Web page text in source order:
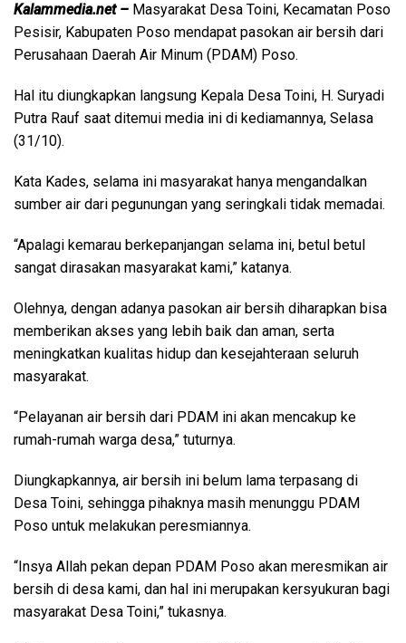
Kalammedia.net – Masyarakat Desa Toini, Kecamatan Poso
Pesisir, Kabupaten Poso mendapat pasokan air bersih dari
Perusahaan Daerah Air Minum (PDAM) Poso.
Hal itu diungkapkan langsung Kepala Desa Toini, H. Suryadi
Putra Rauf saat ditemui media ini di kediamannya, Selasa
(31/10).
Kata Kades, selama ini masyarakat hanya mengandalkan
sumber air dari pegunungan yang seringkali tidak memadai.
“Apalagi kemarau berkepanjangan selama ini, betul betul
sangat dirasakan masyarakat kami,” katanya.
Olehnya, dengan adanya pasokan air bersih diharapkan bisa
memberikan akses yang lebih baik dan aman, serta
meningkatkan kualitas hidup dan kesejahteraan seluruh
masyarakat.
“Pelayanan air bersih dari PDAM ini akan mencakup ke
rumah-rumah warga desa,” tuturnya.
Diungkapkannya, air bersih ini belum lama terpasang di
Desa Toini, sehingga pihaknya masih menunggu PDAM
Poso untuk melakukan peresmiannya.
“Insya Allah pekan depan PDAM Poso akan meresmikan air
bersih di desa kami, dan hal ini merupakan kersyukuran bagi
masyarakat Desa Toini,” tukasnya.